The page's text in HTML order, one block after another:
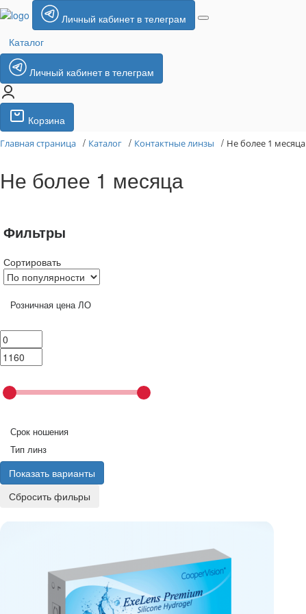
Личный кабинет в телеграм
Каталог
Личный кабинет в телеграм
Корзина
Главная страница / Каталог / Контактные линзы / Не более 1 месяца
Не более 1 месяца
Фильтры
Сортировать
Розничная цена ЛО
Срок ношения
Тип линз